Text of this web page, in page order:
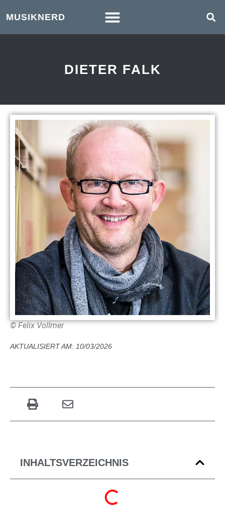
MUSIKNERD
DIETER FALK
© Felix Vollmer
AKTUALISIERT AM: 10/03/2026
INHALTSVERZEICHNIS